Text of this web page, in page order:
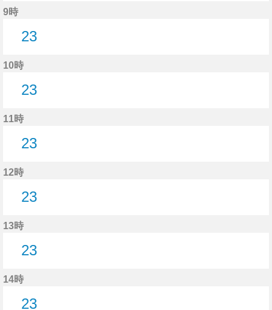
9時
23
10時
23
11時
23
12時
23
13時
23
14時
23